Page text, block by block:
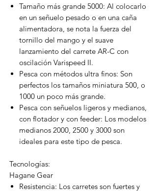
Tamaño más grande 5000: Al colocarlo
en un señuelo pesado o en una caña
alimentadora, se nota la fuerza del
tornillo del mango y el suave
lanzamiento del carrete AR-C con
oscilación Varispeed II.
Pesca con métodos ultra finos: Son
perfectos los tamaños miniatura 500, o
1000 un poco más grande.
Pesca con señuelos ligeros y medianos,
con flotador y con feeder: Los modelos
medianos 2000, 2500 y 3000 son
ideales para este tipo de pesca.
Tecnologías:
Hagane Gear
Resistencia: Los carretes son fuertes y